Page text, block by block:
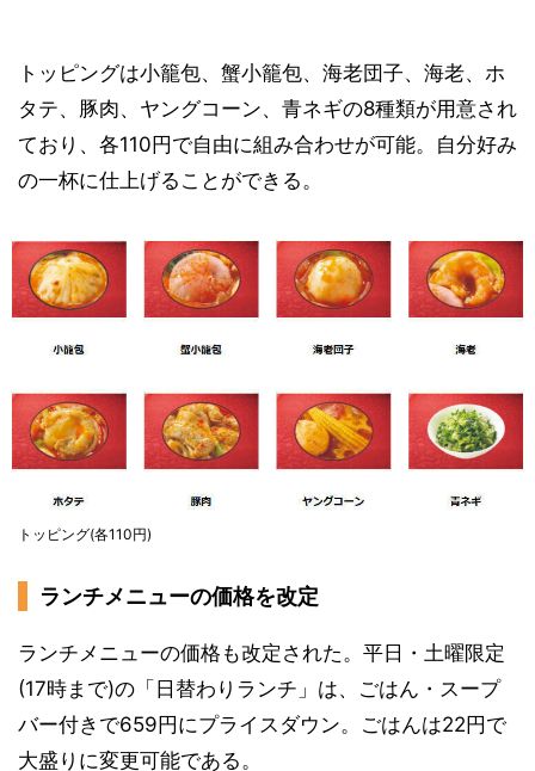
トッピングは小籠包、蟹小籠包、海老団子、海老、ホ
タテ、豚肉、ヤングコーン、青ネギの8種類が用意され
ており、各110円で自由に組み合わせが可能。自分好み
の一杯に仕上げることができる。
トッピング(各110円)
ランチメニューの価格を改定
ランチメニューの価格も改定された。平日・土曜限定
(17時まで)の「日替わりランチ」は、ごはん・スープ
バー付きで659円にプライスダウン。ごはんは22円で
大盛りに変更可能である。